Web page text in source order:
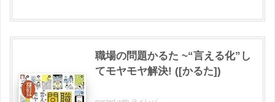
職場の問題かるた ~“言える化”し
てモヤモヤ解決! ([かるた])